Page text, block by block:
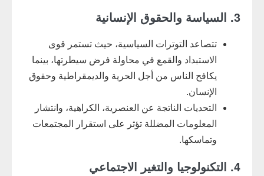
3. السياسة والحقوق الإنسانية
تتصاعد التوترات السياسية، حيث تستمر قوى
الاستبداد والقمع في محاولة فرض سيطرتها، بينما
يكافح الناس من أجل الحرية والديمقراطية وحقوق
الإنسان.
التحديات الناتجة عن العنصرية، الكراهية، وانتشار
المعلومات المضللة تؤثر على استقرار المجتمعات
وتماسكها.
4. التكنولوجيا والتغير الاجتماعي